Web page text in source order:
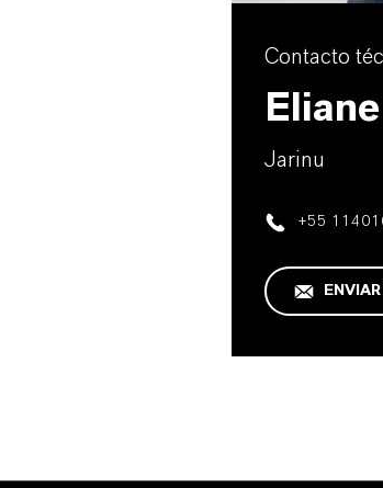
Contacto
Jarinu
+55